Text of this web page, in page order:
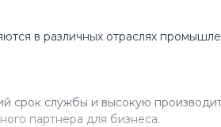
в различных отраслях
срок службы и высокую
партнера для бизнеса.